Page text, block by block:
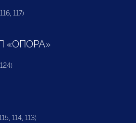
117)
«ОПОРА»
114, 113)